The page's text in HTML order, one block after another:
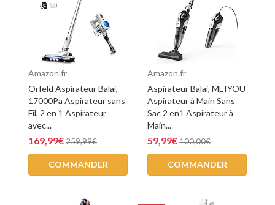
Amazon.fr
Orfeld Aspirateur Balai,
17000Pa Aspirateur sans
Fil, 2 en 1 Aspirateur
avec...
169,99€259,99€
COMMANDER
Amazon.fr
Aspirateur Balai, MEIYOU
Aspirateur à Main Sans
Sac 2 en1 Aspirateur à
Main...
59,99€100,00€
COMMANDER